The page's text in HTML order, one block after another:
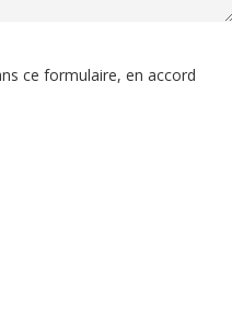
ce formulaire, en accord